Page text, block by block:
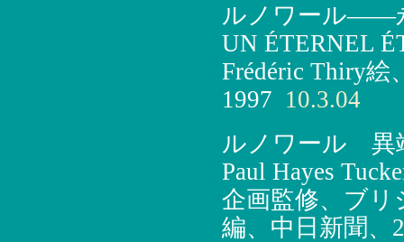
ルノワール――
UN ÉTERNEL
Frédéric Thiry絵
1997 10.3.04
ルノワール 異
Paul Hayes
企画監修、ブリ
編、中日新聞、